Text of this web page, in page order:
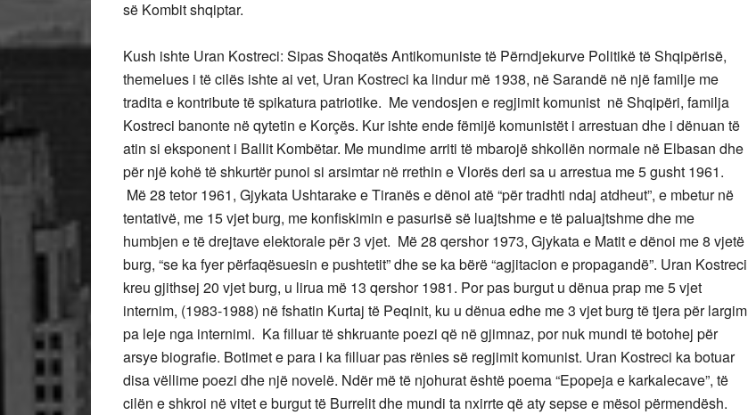
së Kombit shqiptar.
Kush ishte Uran Kostreci: Sipas Shoqatës Antikomuniste të Përndjekurve Politikë të Shqipërisë,
themelues i të cilës ishte ai vet, Uran Kostreci ka lindur më 1938, në Sarandë në një familje me
tradita e kontribute të spikatura patriotike. Me vendosjen e regjimit komunist në Shqipëri, familja
Kostreci banonte në qytetin e Korçës. Kur ishte ende fëmijë komunistët i arrestuan dhe i dënuan të
atin si eksponent i Ballit Kombëtar. Me mundime arriti të mbarojë shkollën normale në Elbasan dhe
për një kohë të shkurtër punoi si arsimtar në rrethin e Vlorës deri sa u arrestua me 5 gusht 1961.
Më 28 tetor 1961, Gjykata Ushtarake e Tiranës e dënoi atë “për tradhti ndaj atdheut”, e mbetur në
tentativë, me 15 vjet burg, me konfiskimin e pasurisë së luajtshme e të paluajtshme dhe me
humbjen e të drejtave elektorale për 3 vjet. Më 28 qershor 1973, Gjykata e Matit e dënoi me 8 vjetë
burg, “se ka fyer përfaqësuesin e pushtetit” dhe se ka bërë “agjitacion e propagandë”. Uran Kostreci
kreu gjithsej 20 vjet burg, u lirua më 13 qershor 1981. Por pas burgut u dënua prap me 5 vjet
internim, (1983-1988) në fshatin Kurtaj të Peqinit, ku u dënua edhe me 3 vjet burg të tjera për largim
pa leje nga internimi. Ka filluar të shkruante poezi që në gjimnaz, por nuk mundi të botohej për
arsye biografie. Botimet e para i ka filluar pas rënies së regjimit komunist. Uran Kostreci ka botuar
disa vëllime poezi dhe një novelë. Ndër më të njohurat është poema “Epopeja e karkalecave”, të
cilën e shkroi në vitet e burgut të Burrelit dhe mundi ta nxirrte që aty sepse e mësoi përmendësh.